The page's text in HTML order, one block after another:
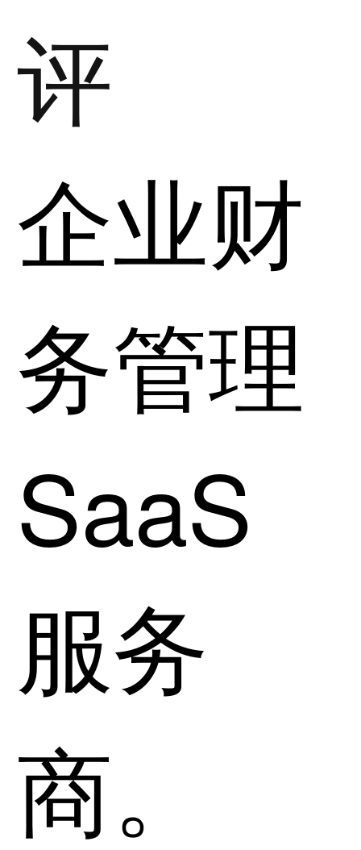
评
企业财
务管理
SaaS
服务
商。